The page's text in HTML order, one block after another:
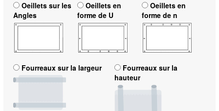
Oeillets sur les
Angles
Oeillets en
forme de U
Oeillets en
forme de n
Fourreaux sur la largeur
Fourreaux sur la
hauteur